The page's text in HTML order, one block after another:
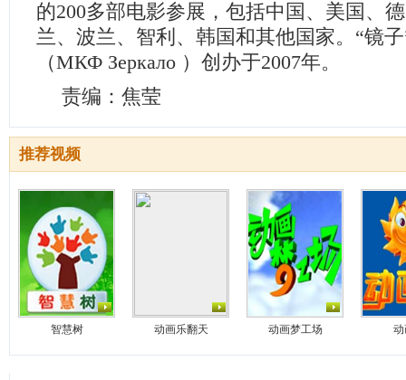
的200多部电影参展，包括中国、美国、
兰、波兰、智利、韩国和其他国家。“镜
（МКФ Зеркало ）创办于2007年。
责编：焦莹
推荐视频
智慧树 动画乐翻天 动画梦工场 动